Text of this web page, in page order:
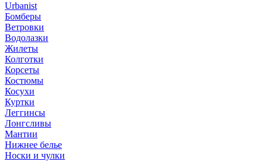
Urbanist
Бомберы
Ветровки
Водолазки
Жилеты
Колготки
Корсеты
Костюмы
Косухи
Куртки
Леггинсы
Лонгсливы
Мантии
Нижнее белье
Носки и чулки